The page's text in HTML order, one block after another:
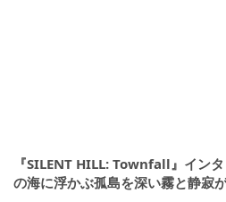
『SILENT HILL: Townfall』イン
の海に浮かぶ孤島を深い霧と静寂